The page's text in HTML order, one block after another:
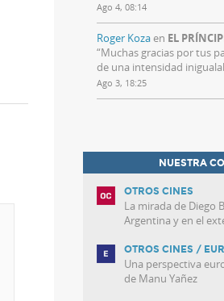
Ago 4, 08:14
Roger Kozaen EL
“Muchas gracias por tus
de una intensidad
Ago 3, 18:25
NUESTRA
OTROS CINES
La mirada de Diego
Argentina y en el
OTROS CINES /
Una perspectiva
de Manu Yañez